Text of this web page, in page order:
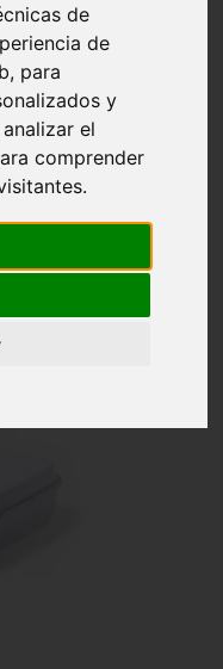
de
de
para
y
el
comprender